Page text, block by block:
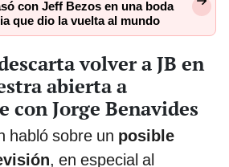
con Jeff Bezos en una boda
que dio la vuelta al mundo
volver a JB en
abierta a
con Jorge Benavides
habló sobre un posible
, en especial al